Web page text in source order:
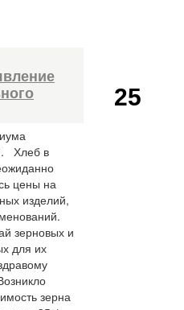
25
Хлеб в
цены на
изделий,
зерновых и
для их
зерна